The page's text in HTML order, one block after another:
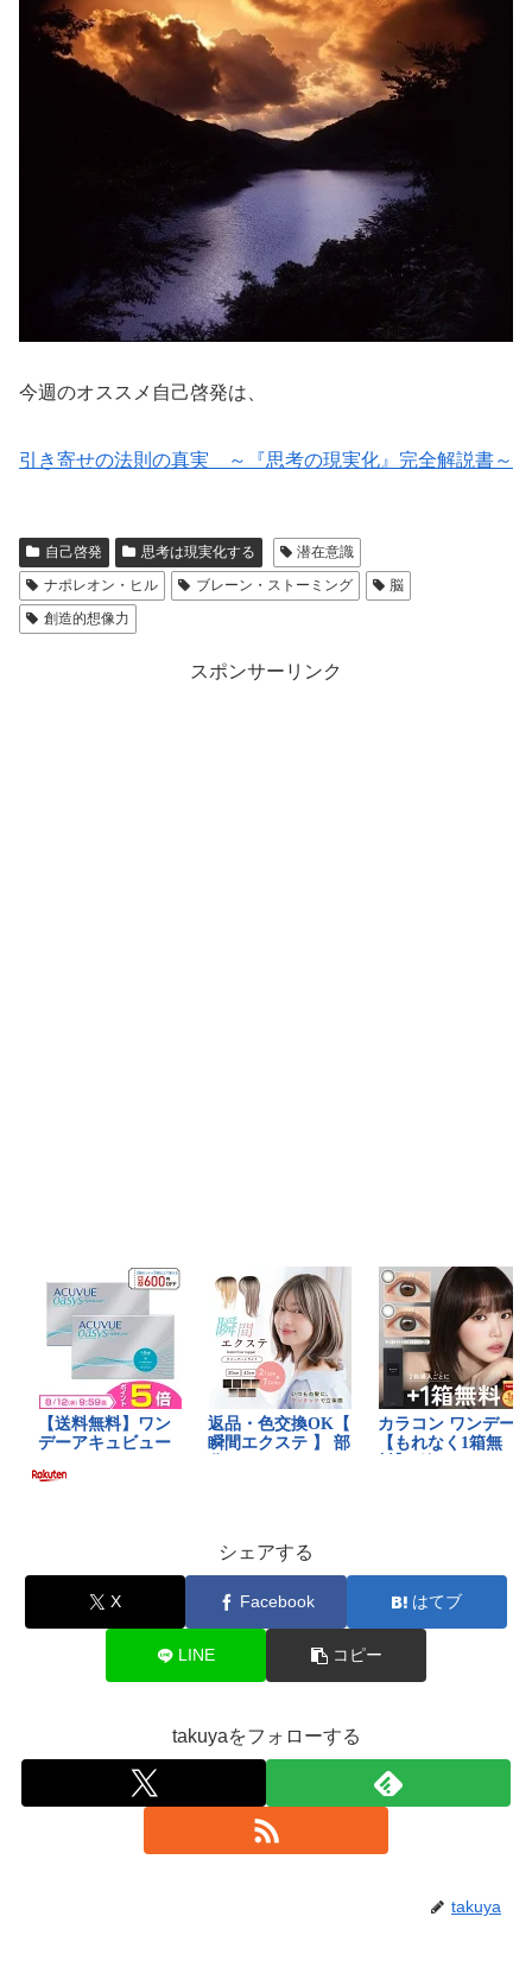
今週のオススメ自己啓発は、
引き寄せの法則の真実 ～『思考の現実化』完全解説書～
自己啓発 思考は現実化する
潜在意識
ナポレオン・ヒル
ブレーン・ストーミング
脳
創造的想像力
スポンサーリンク
シェアする
X Facebook はてブ
LINE コピー
takuyaをフォローする
takuya